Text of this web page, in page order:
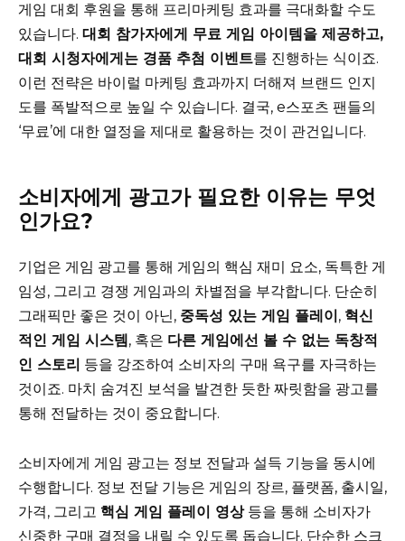
게임 대회 후원을 통해 프리마케팅 효과를 극대화할 수도
있습니다. 대회 참가자에게 무료 게임 아이템을 제공하고,
대회 시청자에게는 경품 추첨 이벤트를 진행하는 식이죠.
이런 전략은 바이럴 마케팅 효과까지 더해져 브랜드 인지
도를 폭발적으로 높일 수 있습니다. 결국, e스포츠 팬들의
‘무료’에 대한 열정을 제대로 활용하는 것이 관건입니다.
소비자에게 광고가 필요한 이유는 무엇
인가요?
기업은 게임 광고를 통해 게임의 핵심 재미 요소, 독특한 게
임성, 그리고 경쟁 게임과의 차별점을 부각합니다. 단순히
그래픽만 좋은 것이 아닌, 중독성 있는 게임 플레이 , 혁신
적인 게임 시스템 , 혹은 다른 게임에선 볼 수 없는 독창적
인 스토리 등을 강조하여 소비자의 구매 욕구를 자극하는
것이죠. 마치 숨겨진 보석을 발견한 듯한 짜릿함을 광고를
통해 전달하는 것이 중요합니다.
소비자에게 게임 광고는 정보 전달과 설득 기능을 동시에
수행합니다. 정보 전달 기능은 게임의 장르, 플랫폼, 출시일,
가격, 그리고 핵심 게임 플레이 영상등을 통해 소비자가
신중한 구매 결정을 내릴 수 있도록 돕습니다. 단순한 스크